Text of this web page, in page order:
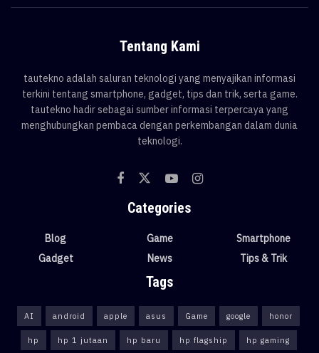
Tentang Kami
tautekno adalah saluran teknologi yang menyajikan informasi
terkini tentang smartphone, gadget, tips dan trik, serta game.
tautekno hadir sebagai sumber informasi terpercaya yang
menghubungkan pembaca dengan perkembangan dalam dunia
teknologi.
Categories
Blog
Gadget
Game
News
Smartphone
Tips & Trik
Tags
AI android apple asus Game google honor
hp hp 1 jutaan hp baru hp flagship hp gaming